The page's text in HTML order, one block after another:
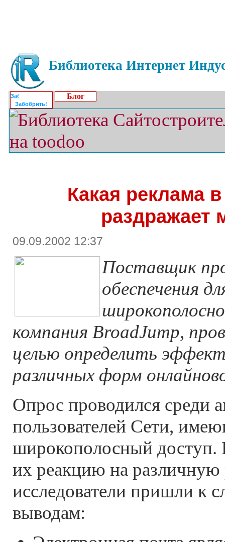
Библиотека Интернет
Забобрить!
Блог
Какая реклама
раздражает
09.09.2002 12:37
Поставщик
обеспечения
компания BroadJump,
целью определить
различных форм
Опрос проводился среди
пользователей Cети,
широкополосный доступ.
их реакцию на различную
исследователи пришли к
выводам: